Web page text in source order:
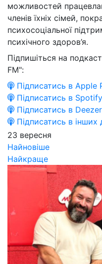
можливостей
членів їхніх сімей,
психосоціальної
психічного здоров’я.
Підпишіться на
FM":
Підписатись в Apple
Підписатись в Spotify
Підписатись в Deezer
Підписатись в інших
23 вересня
Найновіше
Найкраще